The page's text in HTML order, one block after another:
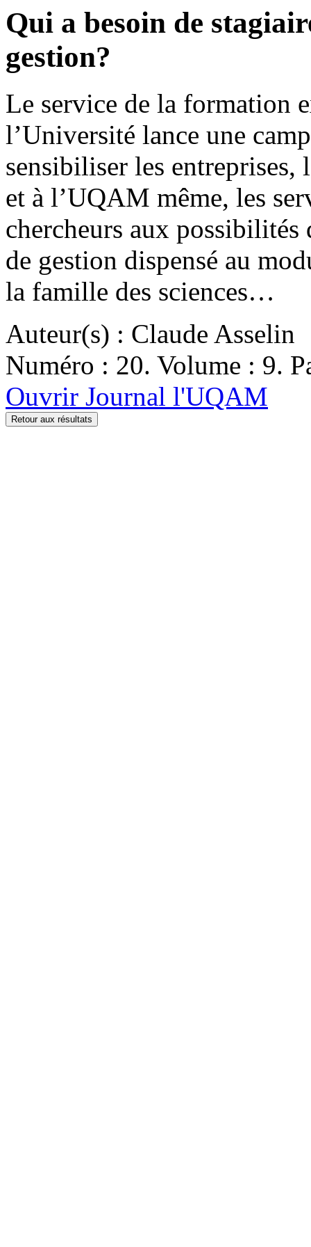
Qui a besoin de
gestion?
Le service de la formation
l’Université lance une
sensibiliser les entreprises,
et à l’UQAM même, les
chercheurs aux
de gestion dispensé au
la famille des sciences…
Auteur(s) : Claude Asselin
Numéro : 20. Volume : 9.
Ouvrir Journal l'UQAM
Retour aux résultats